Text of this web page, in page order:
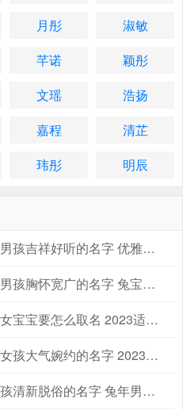
月彤
淑敏
芊诺
颖彤
文瑶
浩扬
嘉程
清芷
玮彤 明辰
2023年农历四月十九出生的男孩吉祥好听的名字 优雅的兔男宝宝名字大全
2023年农历四月十七出生的男孩胸怀宽广的名字 兔宝宝起名字大全男孩生辰八字起名
2023年农历四月十三出生的女宝宝要怎么取名 2023适合属兔的女孩宝宝名字大全
2023年农历四月十七出生的女孩大气婉约的名字 2023兔年宝宝女孩子取名字大全
2023年农历四月十五出的女孩清新脱俗的名字 兔年男宝宝女宝宝名字大全